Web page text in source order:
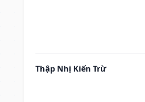
Thập Nhị Kiến Trừ